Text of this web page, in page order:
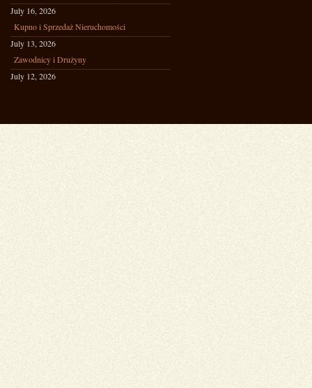
July 16, 2026
Kupno i Sprzedaż Nieruchomości
July 13, 2026
Zawodnicy i Drużyny
July 12, 2026